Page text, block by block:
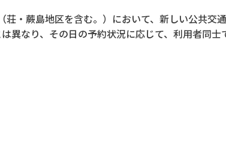
・蕨島地区を含む。）において、新しい公共
異なり、その日の予約状況に応じて、利用者同